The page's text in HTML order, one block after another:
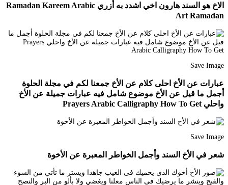
الاخ هو السند هارون اخي اشدد به أزري Ramadan Kareem Arabic
Art Ramadan
Save Image
عبارات عن الأخ احلى كلام عن الأخ جمعنا لكم في مجلة الحلوة
أجمل ما قيل عن الأخ موضوع شامل فيه عبارات جميلة عن الأخ
واحلي Prayers Arabic Calligraphy How To Get
Save Image
شعر في الأخ السند وأجمل الخواطر المعبرة عن الأخوة